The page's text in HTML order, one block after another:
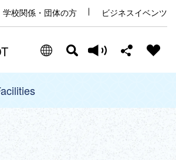
学校関係・団体の方 ビジネスイベンツ
Select Language
語
Facebook